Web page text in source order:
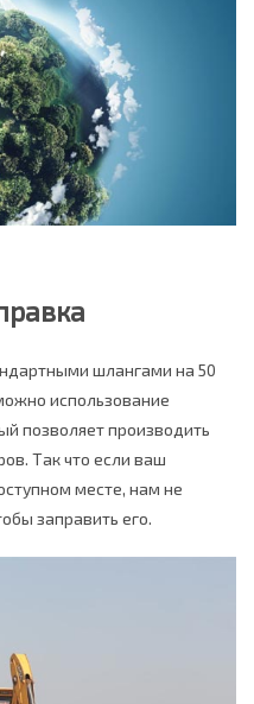
шлангами на 50
использование
позволяет производить
Так что если ваш
месте, нам не
заправить его.